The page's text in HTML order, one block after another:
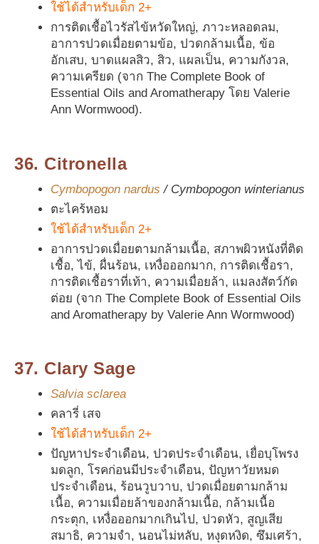
ใช้ได้สำหรับเด็ก 2+
การติดเชื้อไวรัสไข้หวัดใหญ่, ภาวะหลอดลม,
อาการปวดเมื่อยตามข้อ, ปวดกล้ามเนื้อ, ข้อ
อักเสบ, บาดแผลสิว, สิว, แผลเป็น, ความกังวล,
ความเครียด (จาก The Complete Book of
Essential Oils and Aromatherapy โดย Valerie
Ann Wormwood).
36. Citronella
Cymbopogon nardus / Cymbopogon winterianus
ตะไคร้หอม
ใช้ได้สำหรับเด็ก 2+
อาการปวดเมื่อยตามกล้ามเนื้อ, สภาพผิวหนังที่ติด
เชื้อ, ไข้, ผื่นร้อน, เหงื่อออกมาก, การติดเชื้อรา,
การติดเชื้อราที่เท้า, ความเมื่อยล้า, แมลงสัตว์กัด
ต่อย (จาก The Complete Book of Essential Oils
and Aromatherapy by Valerie Ann Wormwood)
37. Clary Sage
Salvia sclarea
คลารี่ เสจ
ใช้ได้สำหรับเด็ก 2+
ปัญหาประจำเดือน, ปวดประจำเดือน, เยื่อบุโพรง
มดลูก, โรคก่อนมีประจำเดือน, ปัญหาวัยหมด
ประจำเดือน, ร้อนวูบวาบ, ปวดเมื่อยตามกล้าม
เนื้อ, ความเมื่อยล้าของกล้ามเนื้อ, กล้ามเนื้อ
กระตุก, เหงื่อออกมากเกินไป, ปวดหัว, สูญเสีย
สมาธิ, ความจำ, นอนไม่หลับ, หงุดหงิด, ซึมเศร้า,